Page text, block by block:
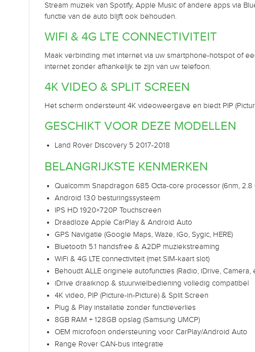
Stream muziek van Spotify, Apple Music of andere apps via
functie van de auto blijft ook behouden.
WIFI & 4G LTE CONNECTIVITEIT
Maak verbinding met internet via uw smartphone-hotspot of
internet zonder afhankelijk te zijn van uw telefoon.
4K VIDEO & SPLIT SCREEN
Het scherm ondersteunt 4K videoweergave en biedt PIP
GESCHIKT VOOR DEZE MODELLEN
Land Rover Discovery 5 2017-2018
BELANGRIJKSTE KENMERKEN
Qualcomm Snapdragon 685 Octa-core processor (6nm, 2.8
Android 13.0 besturingssysteem
IPS HD 1920×720P Touchscreen
Draadloze Apple CarPlay & Android Auto
GPS Navigatie (Google Maps, Waze, iGo, Sygic, HERE)
Bluetooth 5.1 handsfree & A2DP muziekstreaming
WiFi & 4G LTE connectiviteit (met SIM-kaart slot)
Behoudt ALLE originele autofuncties (Radio, iDrive, Camera,
iDrive draaiknop & stuurwielbediening volledig compatibel
4K video, PIP (Picture-in-Picture) & Split Screen
Plug & Play installatie zonder functieverlies
8GB RAM + 128GB opslag (Samsung UMCP)
OEM microfoon ondersteuning voor CarPlay/Android Auto
Range Rover CAN-bus integratie